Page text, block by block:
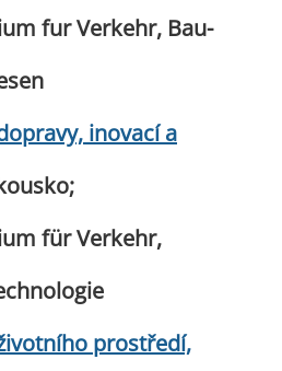
fur Verkehr, Bau-
inovací a
für Verkehr,
prostředí,